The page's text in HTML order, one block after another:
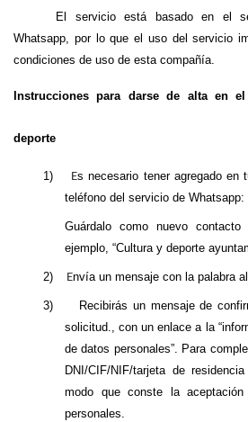
El servicio está basado en el
Whatsapp, por lo que el uso del servicio
condiciones de uso de esta compañía.
Instrucciones para darse de alta en
deporte
1) Es necesario tener agregado en
teléfono del servicio de Whatsapp:
Guárdalo como nuevo
ejemplo, “Cultura y deporte
2) Envía un mensaje con la palabra
3)
Recibirás un mensaje de
solicitud., con un enlace a la
de datos personales”. Para
DNI/CIF/NIF/tarjeta de
modo que conste la
personales.